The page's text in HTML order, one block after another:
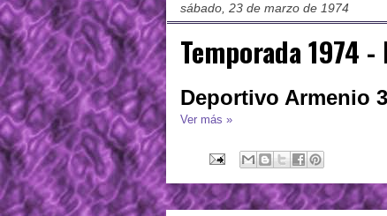
sábado, 23 de marzo de 1974
Temporada 1974 -
Deportivo Armenio
Ver más »